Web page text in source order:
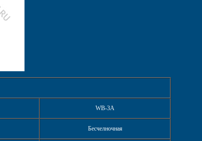
WB-3A
Бесчелночная